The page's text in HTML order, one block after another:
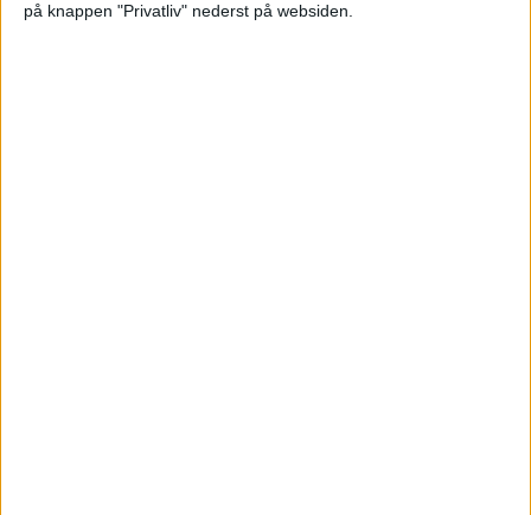
på knappen "Privatliv" nederst på websiden.